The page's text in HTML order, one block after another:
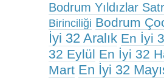
Bodrum Yıldızlar
Birinciliği Bodrum
İyi 32 Aralık En İyi
32 Eylül En İyi 32
Mart En İyi 32